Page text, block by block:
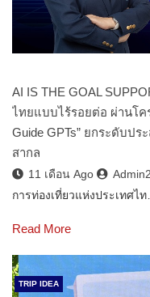
AI IS THE GOAL
ไทยแบบไร้รอยต่อ ผ่านโคร
Guide GPTs” ยกระดับป
สากล
11 เดือน Ago
Admin2
การท่องเที่ยวแห่งประเทศไท
Read More
TRIP IDEA